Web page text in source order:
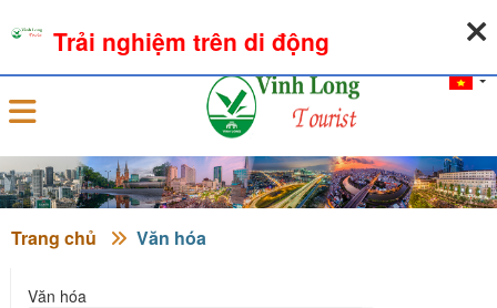
Đăng nhập
Trang chủ Văn hóa
Văn hóa
Trải nghiệm trên di động